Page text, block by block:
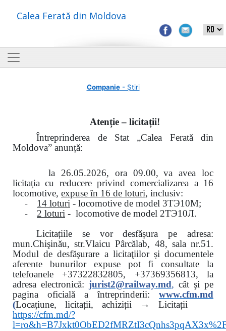
Calea Ferată din Moldova
Companie- Știri
Atenție – licitații!
Întreprinderea de Stat „Calea Ferată din
Moldova” anunță:
la 26.05.2026, ora 09.00, va avea loc
licitaţia cu reducere privind comercializarea a 16
locomotive, expuse în 16 de loturi, inclusiv:
- 14 loturi - locomotive de model 3ТЭ10М;
- 2 loturi - locomotive de model 2ТЭ10Л.
Licitațiile se vor desfășura pe adresa:
mun.Chişinău, str.Vlaicu Pârcălab, 48, sala nr.51.
Modul de desfăşurare a licitaţiilor și documentele
aferente bunurilor expuse pot fi consultate la
telefoanele +37322832805, +37369356813, la
adresa electronică: jurist2@railway.md, cât şi pe
pagina oficială a întreprinderii:
www.cfm.md
(Locațiune, licitații, achiziții → Licitații
https://cfm.md/?